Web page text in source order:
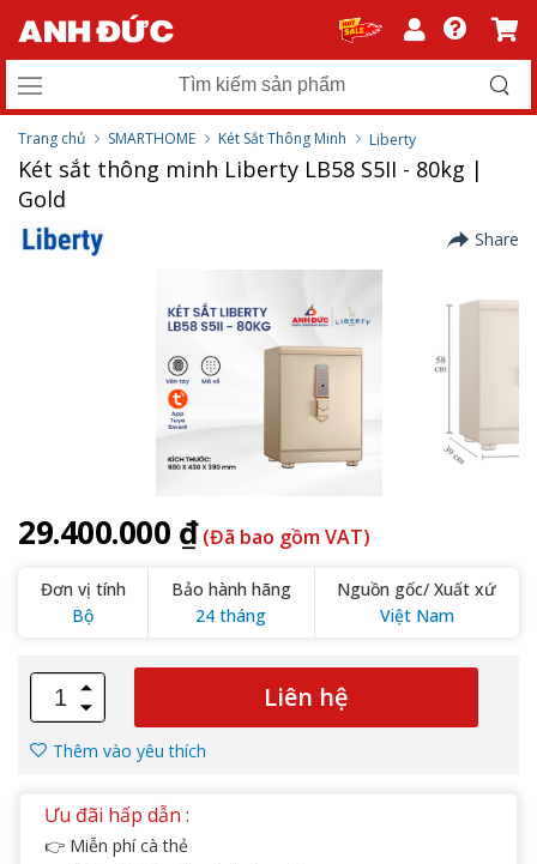
Trang chủ SMARTHOME Két Sắt Thông Minh Liberty
Két sắt thông minh Liberty LB58 S5II - 80kg |
Gold
Share
29.400.000 ₫ (Đã bao gồm VAT)
Đơn vị tính
Bộ
Bảo hành hãng
24 tháng
Nguồn gốc/ Xuất xứ
Việt Nam
Liên hệ
Thêm vào yêu thích
Ưu đãi hấp dẫn :
👉 Miễn phí cà thẻ